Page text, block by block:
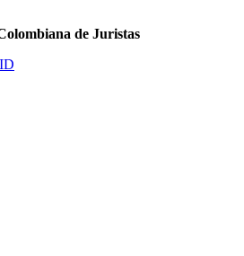
de Juristas